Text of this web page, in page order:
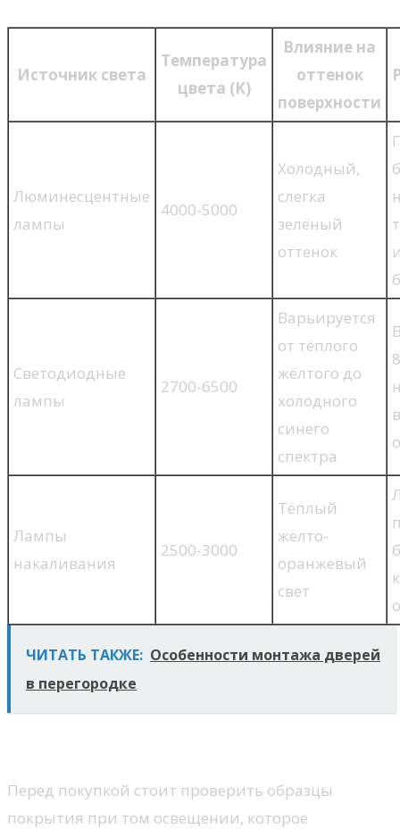
Источник света
Температура
цвета (K)
Влияние на
оттенок
поверхности
Люминесцентные
лампы
4000-5000
Холодный,
слегка
зелёный
оттенок
Светодиодные
лампы
2700-6500
Варьируется
от тёплого
жёлтого до
холодного
синего
спектра
Лампы
накаливания
2500-3000
Тёплый
жёлто-
оранжевый
свет
ЧИТАТЬ ТАКЖЕ: Особенности монтажа дверей
в перегородке
Перед покупкой стоит проверить образцы
покрытия при том освещении, которое